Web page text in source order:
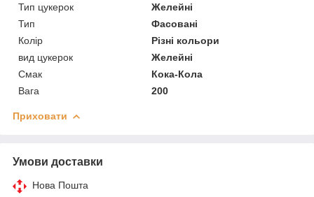
Тип цукерок
Желейні
Тип
Фасовані
Колір
Різні кольори
вид цукерок
Желейні
Смак
Кока-Кола
Вага
200
Приховати
Умови доставки
Нова Пошта